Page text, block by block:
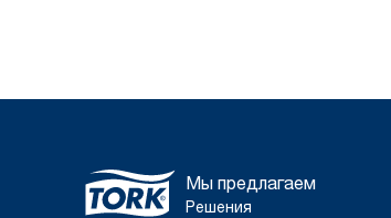
Мы предлагаем
Решения